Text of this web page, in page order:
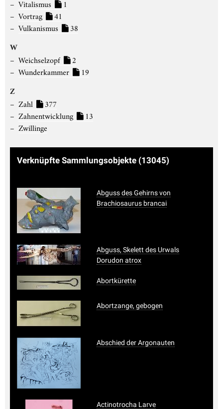
Vitalismus
1
Vortrag
41
Vulkanismus
38
W
Weichselzopf
2
Wunderkammer
19
Z
Zahl
377
Zahnentwicklung
13
Zwillinge
Verknüpfte Sammlungsobjekte (13045)
Abguss des Gehirns von
Brachiosaurus brancai
Abguss, Skelett des Urwals
Dorudon atrox
Abortkürette
Abortzange, gebogen
Abschied der Argonauten
Actinotrocha Larve